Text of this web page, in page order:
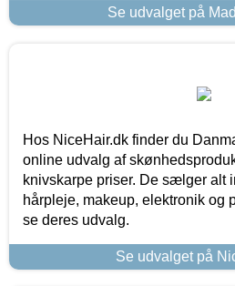
Se udvalget på
Hos NiceHair.dk finder du
online udvalg af
knivskarpe priser. De sælger alt
hårpleje, makeup, elektronik og
se deres udvalg.
Se udvalget på